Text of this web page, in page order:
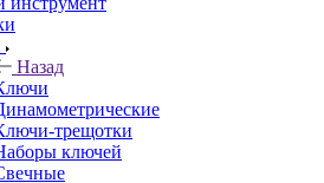
Назад
трещотки
ключей